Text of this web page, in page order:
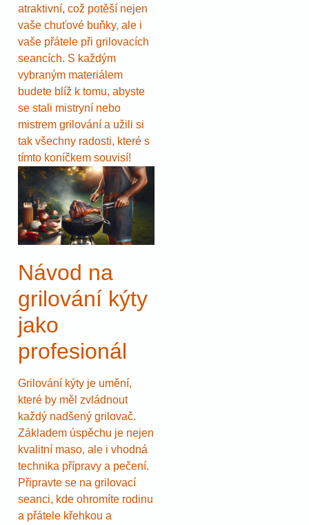
atraktivní, což potěší nejen
vaše chuťové buňky, ale i
vaše přátele při grilovacích
seancích. S každým
vybraným materiálem
budete blíž k tomu, abyste
se stali mistryní nebo
mistrem grilování a užili si
tak všechny radosti, které s
tímto koníčkem souvisí!
Návod na
grilování kýty
jako
profesionál
Grilování kýty je umění,
které by měl zvládnout
každý nadšený grilovač.
Základem úspěchu je nejen
kvalitní maso, ale i vhodná
technika přípravy a pečení.
Připravte se na grilovací
seanci, kde ohromíte rodinu
a přátele křehkou a